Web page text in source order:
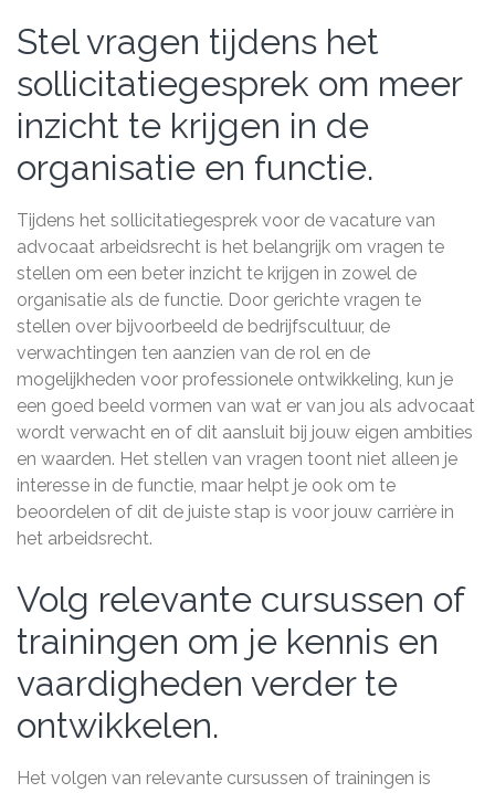
Stel vragen tijdens het
sollicitatiegesprek om meer
inzicht te krijgen in de
organisatie en functie.
Tijdens het sollicitatiegesprek voor de vacature van
advocaat arbeidsrecht is het belangrijk om vragen te
stellen om een beter inzicht te krijgen in zowel de
organisatie als de functie. Door gerichte vragen te
stellen over bijvoorbeeld de bedrijfscultuur, de
verwachtingen ten aanzien van de rol en de
mogelijkheden voor professionele ontwikkeling, kun je
een goed beeld vormen van wat er van jou als advocaat
wordt verwacht en of dit aansluit bij jouw eigen ambities
en waarden. Het stellen van vragen toont niet alleen je
interesse in de functie, maar helpt je ook om te
beoordelen of dit de juiste stap is voor jouw carrière in
het arbeidsrecht.
Volg relevante cursussen of
trainingen om je kennis en
vaardigheden verder te
ontwikkelen.
Het volgen van relevante cursussen of trainingen is